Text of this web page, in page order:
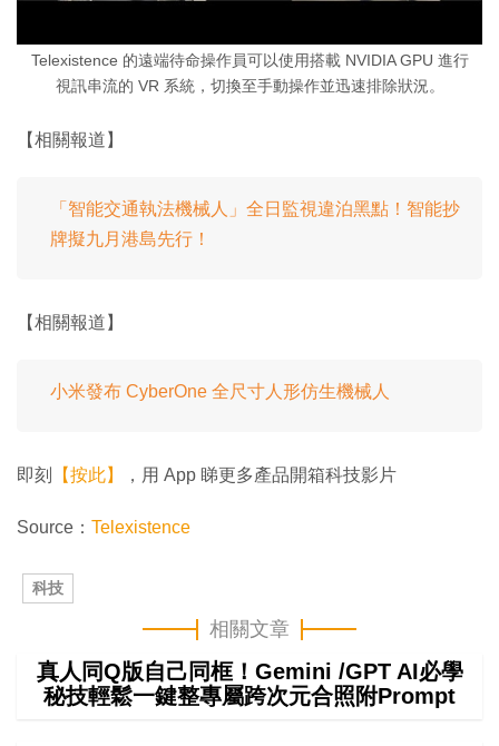
Telexistence 的遠端待命操作員可以使用搭載 NVIDIA GPU 進行
視訊串流的 VR 系統，切換至手動操作並迅速排除狀況。
【相關報道】
「智能交通執法機械人」全日監視違泊黑點！智能抄
牌擬九月港島先行！
【相關報道】
小米發布 CyberOne 全尺寸人形仿生機械人
即刻 【按此】 ，用 App 睇更多產品開箱科技影片
Source： Telexistence
科技
相關文章
真人同Q版自己同框！Gemini /GPT AI必學
秘技輕鬆一鍵整專屬跨次元合照附Prompt